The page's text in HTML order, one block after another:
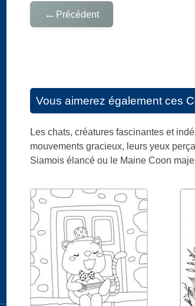
← Précédent
Vous aimerez également ces
Les chats, créatures fascinantes et
mouvements gracieux, leurs yeux
Siamois élancé ou le Maine Coon